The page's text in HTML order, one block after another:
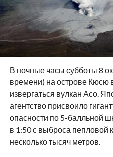
В ночные часы субботы 8
времени) на острове Кюсю
извергаться вулкан Асо.
агентство присвоило
опасности по 5-балльной
в 1:50 с выброса пепловой
несколько тысяч метров.